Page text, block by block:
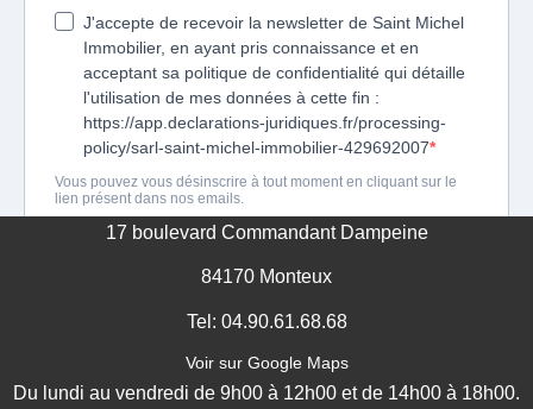
17 boulevard Commandant Dampeine
84170 Monteux
Tel: 04.90.61.68.68
Voir sur Google Maps
Du lundi au vendredi de 9h00 à 12h00 et de 14h00 à 18h00.